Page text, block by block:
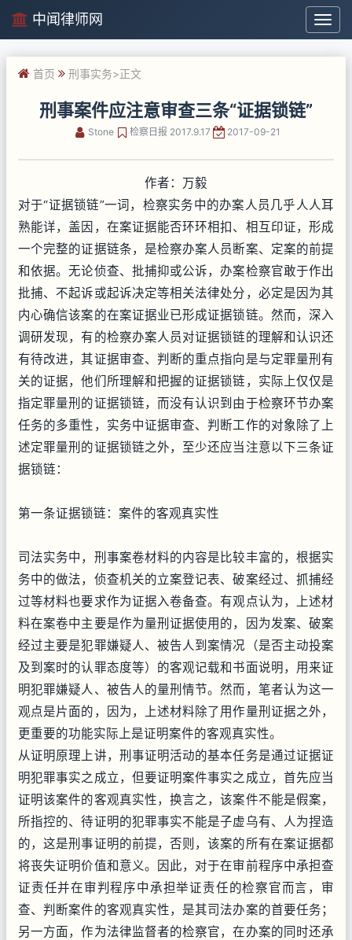
中
闻
律
中闻律师网
首页 刑事实务>正文
刑事案件应注意审查三条“证据锁链”
Stone 检察日报 2017.9.17 2017-09-21
作者：万毅
对于“证据锁链”一词，检察实务中的办案人员几乎人人耳
熟能详，盖因，在案证据能否环环相扣、相互印证，形成
一个完整的证据链条，是检察办案人员断案、定案的前提
和依据。无论侦查、批捕抑或公诉，办案检察官敢于作出
批捕、不起诉或起诉决定等相关法律处分，必定是因为其
内心确信该案的在案证据业已形成证据锁链。然而，深入
调研发现，有的检察办案人员对证据锁链的理解和认识还
有待改进，其证据审查、判断的重点指向是与定罪量刑有
关的证据，他们所理解和把握的证据锁链，实际上仅仅是
指定罪量刑的证据锁链，而没有认识到由于检察环节办案
任务的多重性，实务中证据审查、判断工作的对象除了上
述定罪量刑的证据锁链之外，至少还应当注意以下三条证
据锁链：
第一条证据锁链：案件的客观真实性
司法实务中，刑事案卷材料的内容是比较丰富的，根据实
务中的做法，侦查机关的立案登记表、破案经过、抓捕经
过等材料也要求作为证据入卷备查。有观点认为，上述材
料在案卷中主要是作为量刑证据使用的，因为发案、破案
经过主要是犯罪嫌疑人、被告人到案情况（是否主动投案
及到案时的认罪态度等）的客观记载和书面说明，用来证
明犯罪嫌疑人、被告人的量刑情节。然而，笔者认为这一
观点是片面的，因为，上述材料除了用作量刑证据之外，
更重要的功能实际上是证明案件的客观真实性。
从证明原理上讲，刑事证明活动的基本任务是通过证据证
明犯罪事实之成立，但要证明案件事实之成立，首先应当
证明该案件的客观真实性，换言之，该案件不能是假案，
所指控的、待证明的犯罪事实不能是子虚乌有、人为捏造
的，这是刑事证明的前提，否则，该案的所有在案证据都
将丧失证明价值和意义。因此，对于在审前程序中承担查
证责任并在审判程序中承担举证责任的检察官而言，审
查、判断案件的客观真实性，是其司法办案的首要任务；
另一方面，作为法律监督者的检察官，在办案的同时还承